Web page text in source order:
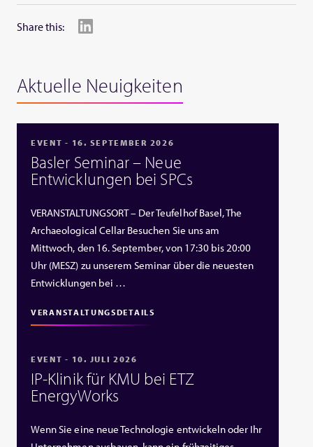
Share this:
Aktuelle Neuigkeiten
EVENT - 16. SEPTEMBER 2026
Basler Seminar – Neue
Entwicklungen bei SPCs
VERANSTALTUNGSORT – Der Teufelhof Basel, The
Archaeological Cellar Besuchen Sie uns am
Mittwoch, den 16. September, von 17:30 bis 20:00
Uhr (MESZ) zu unserem Seminar über die neuesten
Entwicklungen bei …
VERANSTALTUNGSDETAILS
EVENT - 10. JULI 2026
IP‑Klinik für KMU bei ETZ
EnergyWorks
Wenn Sie eine neue Technologie entwickeln oder Ihr